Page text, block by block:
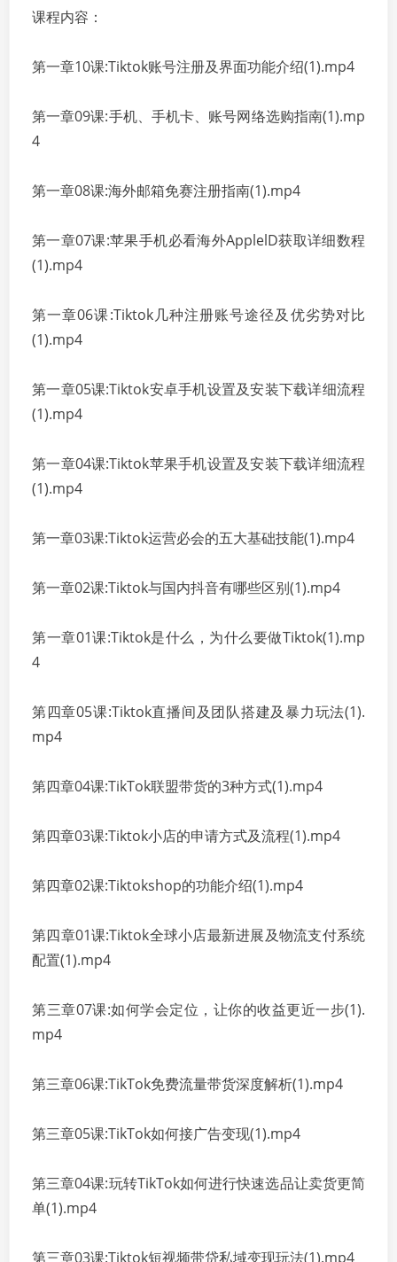
课程内容：
第一章10课:Tiktok账号注册及界面功能介绍(1).mp4
第一章09课:手机、手机卡、账号网络选购指南(1).mp
4
第一章08课:海外邮箱免赛注册指南(1).mp4
第一章07课:苹果手机必看海外ApplelD获取详细数程
(1).mp4
第一章06课:Tiktok几种注册账号途径及优劣势对比
(1).mp4
第一章05课:Tiktok安卓手机设置及安装下载详细流程
(1).mp4
第一章04课:Tiktok苹果手机设置及安装下载详细流程
(1).mp4
第一章03课:Tiktok运营必会的五大基础技能(1).mp4
第一章02课:Tiktok与国内抖音有哪些区别(1).mp4
第一章01课:Tiktok是什么，为什么要做Tiktok(1).mp
4
第四章05课:Tiktok直播间及团队搭建及暴力玩法(1).
mp4
第四章04课:TikTok联盟带货的3种方式(1).mp4
第四章03课:Tiktok小店的申请方式及流程(1).mp4
第四章02课:Tiktokshop的功能介绍(1).mp4
第四章01课:Tiktok全球小店最新进展及物流支付系统
配置(1).mp4
第三章07课:如何学会定位，让你的收益更近一步(1).
mp4
第三章06课:TikTok免费流量带货深度解析(1).mp4
第三章05课:TikTok如何接广告变现(1).mp4
第三章04课:玩转TikTok如何进行快速选品让卖货更简
单(1).mp4
第三章03课:Tiktok短视频带贷私域变现玩法(1).mp4